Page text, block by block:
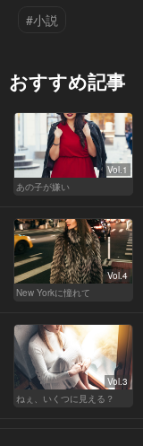
#小説
おすすめ記事
Vol.1
あの子が嫌い
Vol.4
New Yorkに憧れて
Vol.3
ねぇ、いくつに見える？